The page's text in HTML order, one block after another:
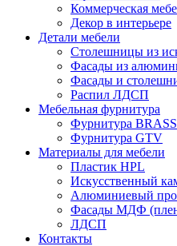
Коммерческая
Декор в интерьере
Детали мебели
Столешницы из
Фасады из
Фасады и
Распил ЛДСП
Мебельная фурнитура
Фурнитура BRASS
Фурнитура GTV
Материалы для мебели
Пластик HPL
Искусственный
Алюминиевый
Фасады МДФ
ЛДСП
Контакты